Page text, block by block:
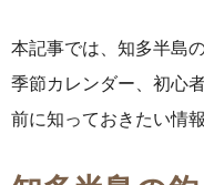
本記事では、知多半島
季節カレンダー、初心
前に知っておきたい情